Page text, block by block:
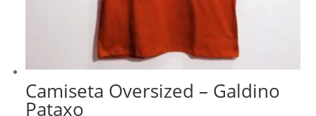
Camiseta Oversized – Galdino
Pataxo